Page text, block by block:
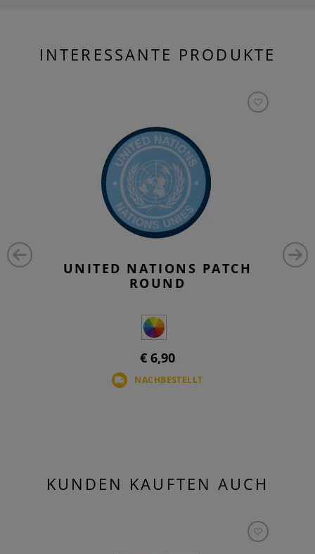
INTERESSANTE PRODUKTE
UNITED NATIONS PATCH
ROUND
€ 6,90
NACHBESTELLT
KUNDEN KAUFTEN AUCH